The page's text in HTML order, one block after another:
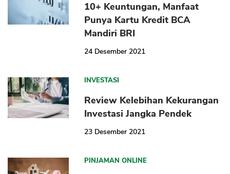
10+ Keuntungan, Manfaat
Punya Kartu Kredit BCA
Mandiri BRI
24 Desember 2021
INVESTASI
Review Kelebihan Kekurangan
Investasi Jangka Pendek
23 Desember 2021
PINJAMAN ONLINE